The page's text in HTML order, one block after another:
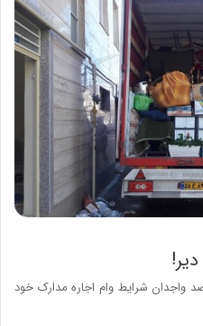
آنکه آمار نشان می دهد ۷۸ درصد واجدان شرایط وام اجاره مدارک خود